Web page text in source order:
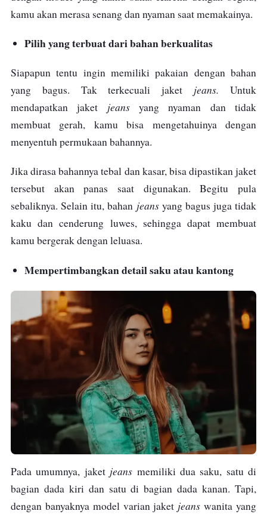
kamu akan merasa senang dan nyaman saat memakainya.
Pilih yang terbuat dari bahan berkualitas
Siapapun tentu ingin memiliki pakaian dengan bahan
yang bagus. Tak terkecuali jaket jeans. Untuk
mendapatkan jaket jeansyang nyaman dan tidak
membuat gerah, kamu bisa mengetahuinya dengan
menyentuh permukaan bahannya.
Jika dirasa bahannya tebal dan kasar, bisa dipastikan jaket
tersebut akan panas saat digunakan. Begitu pula
sebaliknya. Selain itu, bahan jeansyang bagus juga tidak
kaku dan cenderung luwes, sehingga dapat membuat
kamu bergerak dengan leluasa.
Mempertimbangkan detail saku atau kantong
Pada umumnya, jaket jeans memiliki dua saku, satu di
bagian dada kiri dan satu di bagian dada kanan. Tapi,
dengan banyaknya model varian jaket jeans wanita yang